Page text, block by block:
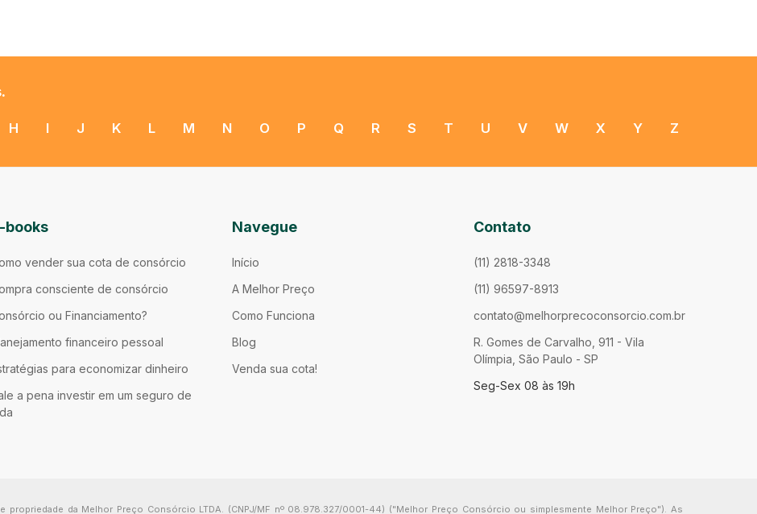
H I J K L M N O P Q R S T U V W X Y Z
books
vender sua cota de consórcio
consciente de consórcio
ou Financiamento?
financeiro pessoal
para economizar dinheiro
a pena investir em um seguro de
Navegue
Início
A Melhor Preço
Como Funciona
Blog
Venda sua cota!
Contato
(11) 2818-3348
(11) 96597-8913
contato@melhorprecoconsorcio.com.br
R. Gomes de Carvalho, 911 - Vila
Olímpia, São Paulo - SP
Seg-Sex 08 às 19h
da Melhor Preço Consórcio LTDA. (CNPJ/MF nº 08.978.327/0001-44) ("Melhor Preço Consórcio ou simplesmente Melhor Preço"). As